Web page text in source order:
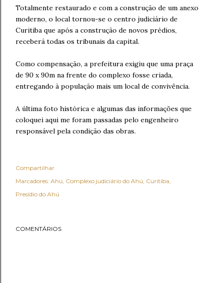
Totalmente restaurado e com a construção de um anexo
moderno, o local tornou-se o centro judiciário de
Curitiba que após a construção de novos prédios,
receberá todas os tribunais da capital.
Como compensação, a prefeitura exigiu que uma praça
de 90 x 90m na frente do complexo fosse criada,
entregando à população mais um local de convivência.
A última foto histórica e algumas das informações que
coloquei aqui me foram passadas pelo engenheiro
responsável pela condição das obras.
Compartilhar
Marcadores: Ahú Complexo judiciário do Ahú Curitiba
Presídio do Ahú
COMENTÁRIOS